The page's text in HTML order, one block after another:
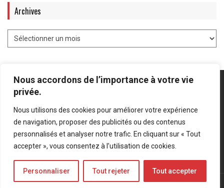
Nous accordons de l’importance à votre vie
privée.
Nous utilisons des cookies pour améliorer votre expérience
de navigation, proposer des publicités ou des contenus
personnalisés et analyser notre trafic. En cliquant sur « Tout
accepter », vous consentez à l’utilisation de cookies.
Personnaliser Tout rejeter Tout accepter
Archives
Mentions légales Politique de confidentialité
Bluesky
LinkedIn
Twitter
© Forces Operations Blog - 2022